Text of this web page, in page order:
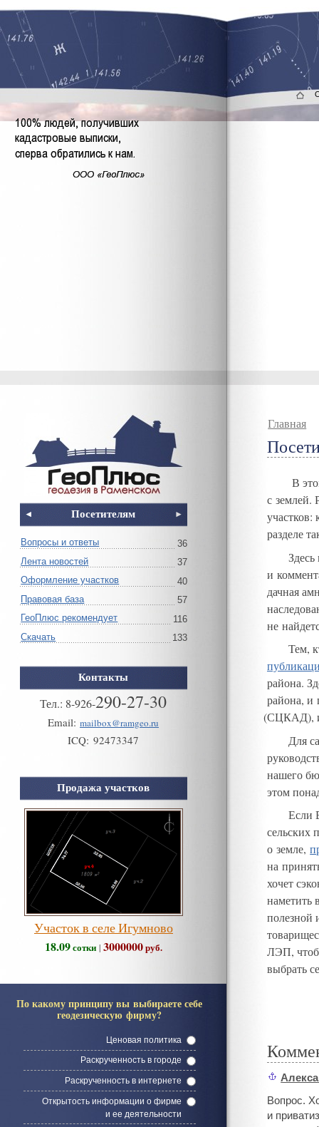
Посетителям
Вопросы и ответы
36
Лента новостей
37
Оформление участков
40
Правовая база
57
ГеоПлюс рекомендует
116
Скачать
133
Контакты
Тел.: 8-926-290-27-30
Email: mailbox@ramgeo.ru
ICQ: 92473347
Продажа участков
Участок в селе Игумново
18.09сотки | 3000000руб.
По какому принципу вы выбираете себе
геодезическую фирму?
Ценовая политика
Раскрученность в городе
Раскрученность в интернете
Открытость информации о фирме
и ее деятельности
Главная
В
с землей.
участков:
разделе
и
дачная
не
Тем,
района.
района, и
(СЦКАД),
Для
нашего
этом
Если
сельских
о земле,
на
хочет
наметить
полезной
ЛЭП,
выбрать
#
Вопрос.
и